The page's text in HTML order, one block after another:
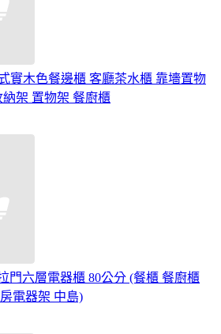
實木色餐邊櫃 客廳茶水櫃 靠墻置物
架 置物架 餐廚櫃
門六層電器櫃 80公分 (餐櫃 餐廚櫃
電器架 中島)